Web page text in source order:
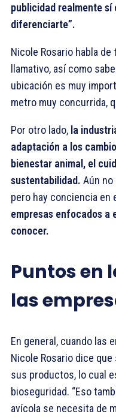
publicidad realmente sí
diferenciarte”.
Nicole Rosario habla
llamativo, así como
ubicación es muy
metro muy concurrida,
Por otro lado, la
adaptación a los
bienestar animal, el
sustentabilidad. Aún
pero hay conciencia en
empresas enfocados a
conocer.
Puntos en
las
En general, cuando las
Nicole Rosario dice
sus productos, lo cual
bioseguridad. “Eso
avícola se necesita de